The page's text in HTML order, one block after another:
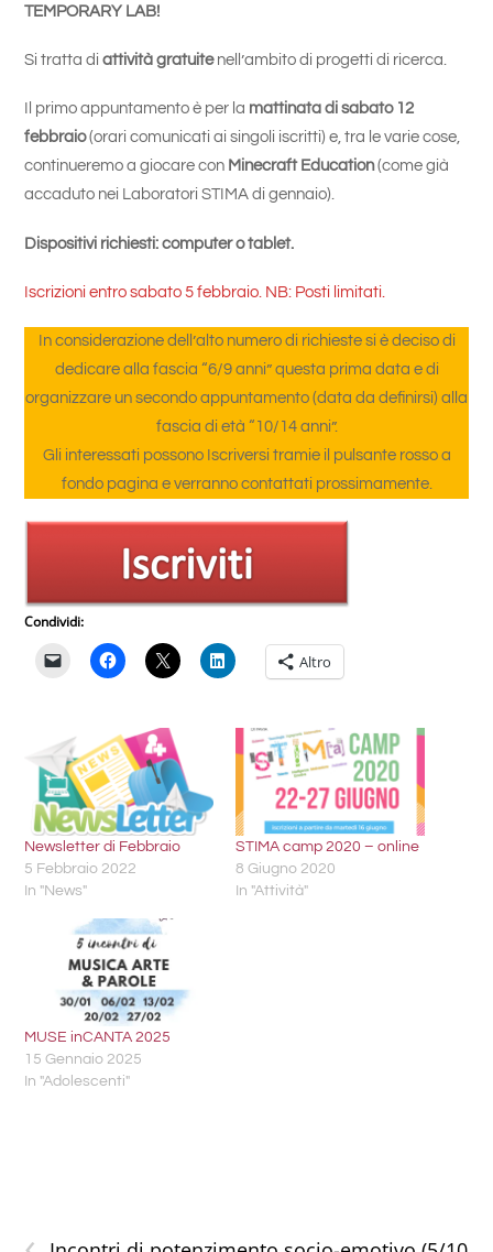
TEMPORARY LAB!
Si tratta diattività gratuitenell’ambito di progetti di ricerca.
Il primo appuntamento è per la mattinata di sabato 12
febbraio(orari comunicati ai singoli iscritti) e, tra le varie cose,
continueremo a giocare con Minecraft Education(come già
accaduto nei Laboratori STIMA di gennaio).
Dispositivi richiesti: computer o tablet.
Iscrizioni entro sabato 5 febbraio. NB: Posti limitati.
In considerazione dell’alto numero di richieste si è deciso di
dedicare alla fascia “6/9 anni” questa prima data e di
organizzare un secondo appuntamento (data da definirsi) alla
fascia di età “10/14 anni”.
Gli interessati possono Iscriversi tramie il pulsante rosso a
fondo pagina e verranno contattati prossimamente.
Condividi:
Altro
Newsletter di Febbraio
5 Febbraio 2022
In "News"
STIMA camp 2020 – online
8 Giugno 2020
In "Attività"
MUSE inCANTA 2025
15 Gennaio 2025
In "Adolescenti"